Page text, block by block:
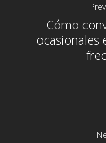
Cómo
ocasionales